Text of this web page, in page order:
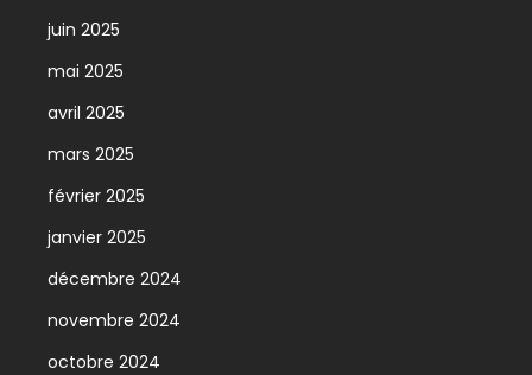
juin 2025
mai 2025
avril 2025
mars 2025
février 2025
janvier 2025
décembre 2024
novembre 2024
octobre 2024